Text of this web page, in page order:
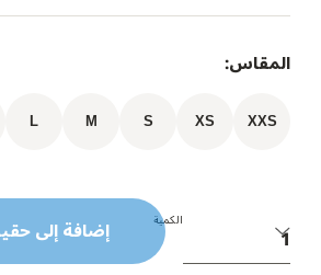
المقاس:
XXS
XS
S
M
L
الكمية إضافة إلى